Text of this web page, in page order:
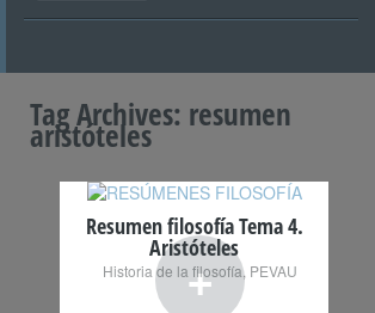
Tag Archives: resumen
aristóteles
+
Resumen filosofía Tema 4.
Aristóteles
Historia de la filosofía, PEVAU